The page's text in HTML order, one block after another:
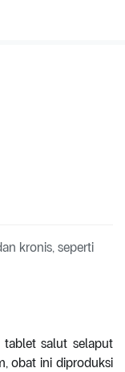
kronis, seperti
tablet salut selaput
obat ini diproduksi